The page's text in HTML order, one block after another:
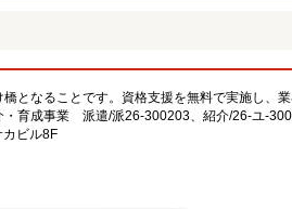
となることです。資格支援を無料で実施し、
・育成事業 派遣/派26-300203、紹介/26-ユ-
ビル8F